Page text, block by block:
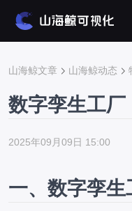
山海鲸文章 山海鲸动态
数字孪生工
2025年09月09日 15:00
一、数字孪生